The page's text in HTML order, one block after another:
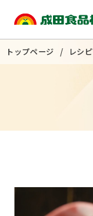
トップページ レシピ